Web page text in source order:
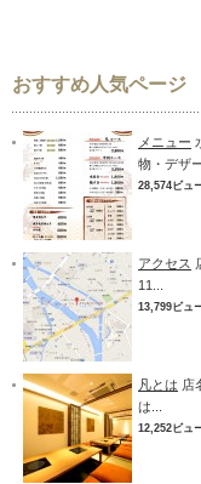
おすすめ人気ページ
メニュー
物・デザ
28,574ビュ
アクセス
11...
13,799ビュ
凡とは 店
は...
12,252ビュ